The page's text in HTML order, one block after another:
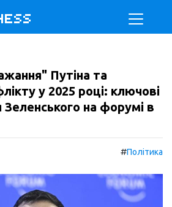
Путіна та
у 2025 році: ключові
на форумі в
#Політика